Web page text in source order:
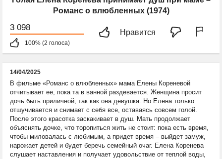
Романс о влюбленных (1974)
3 098
100% (2 голоса)
Нравится
14/04/2025
В фильме «Романс о влюбленных» мама Елены Кореневой
отчитывает ее, пока та в ванной раздевается. Женщина просит
дочь быть приличной, так как она девушка. Но Елена только
отшучивается и снимает с себя все, оставаясь совсем голой.
После этого красотка заскакивает в душ. Мать продолжает
объяснять дочке, что торопиться жить не стоит: пока есть время,
чтобы миловалась с любимым, а придет время – выйдет замуж,
нарожает детей и будет беречь семейный очаг. Елена Коренева
слушает наставления и получает удовольствие от теплой воды,